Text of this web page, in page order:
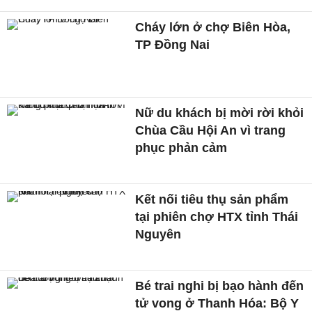
Cháy lớn ở chợ Biên Hòa,
TP Đồng Nai
Nữ du khách bị mời rời khỏi
Chùa Cầu Hội An vì trang
phục phản cảm
Kết nối tiêu thụ sản phẩm
tại phiên chợ HTX tỉnh Thái
Nguyên
Bé trai nghi bị bạo hành đến
tử vong ở Thanh Hóa: Bộ Y